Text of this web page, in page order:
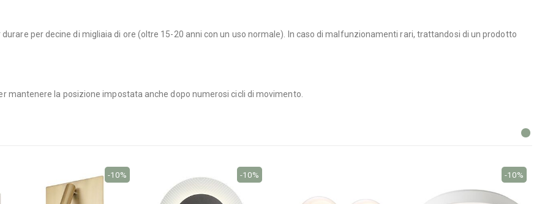
per decine di migliaia di ore (oltre 15-20 anni con un uso normale). In caso di malfunzionamenti rari, trattandosi di un prodotto
mantenere la posizione impostata anche dopo numerosi cicli di movimento.
-10% -10% -10%